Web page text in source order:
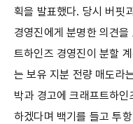
획을 발표했다. 당시 버핏
경영진에게 분명한 의견
트하인즈 경영진이 분할
는 보유 지분 전량 매도라
박과 경고에 크래프트하
하겠다며 백기를 들고 투